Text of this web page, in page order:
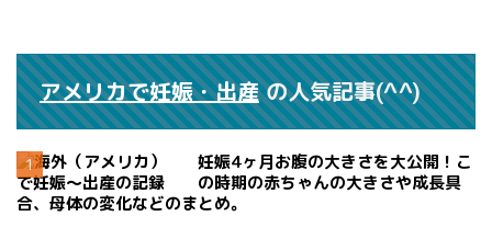
アメリカで妊娠・出産の人気記事(^^)
妊娠4ヶ月お腹の大きさを大公開！こ
の時期の赤ちゃんの大きさや成長具
合、母体の変化などのまとめ。